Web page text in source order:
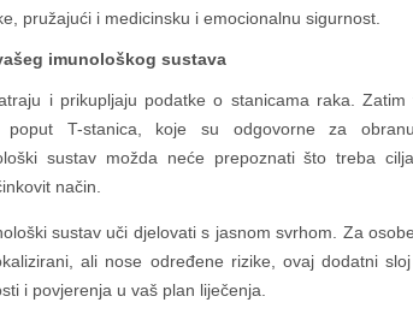
pružajući i medicinsku i emocionalnu sigurnost.
imunološkog sustava
i prikupljaju podatke o stanicama raka.
poput T-stanica, koje su odgovorne za
sustav možda neće prepoznati što treba
način.
sustav uči djelovati s jasnom svrhom. Za
ali nose određene rizike, ovaj dodatni
i povjerenja u vaš plan liječenja.